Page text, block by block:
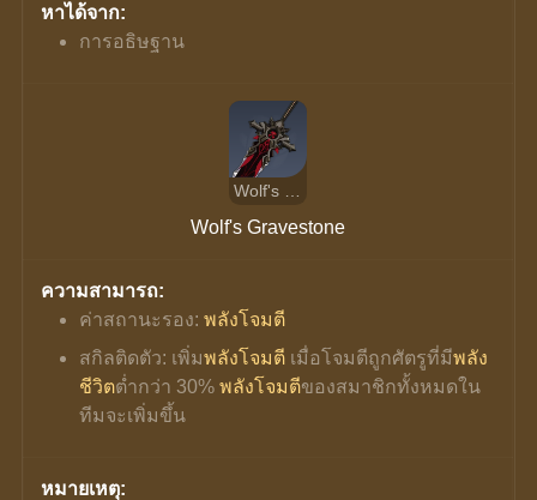
หาได้จาก:
การอธิษฐาน
Wolf's Gravestone
ความสามารถ:
ค่าสถานะรอง: พลังโจมตี
สกิลติดตัว: เพิ่มพลังโจมตี เมื่อโจมตีถูกศัตรูที่มีพลัง
ชีวิตต่ำกว่า 30% พลังโจมตีของสมาชิกทั้งหมดใน
ทีมจะเพิ่มขึ้น
หมายเหตุ: